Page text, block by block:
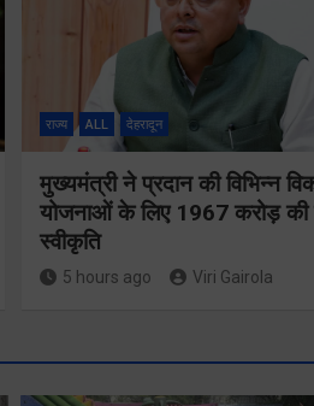
राज्य ALL देहरादून
मुख्यमंत्री ने प्रदान की विभिन्न
योजनाओं के लिए 1967 करोड़ की
स्वीकृति
5 hours ago Viri Gairola